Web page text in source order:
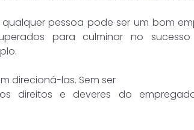
pessoa pode ser um bom
para culminar no
direcioná-las. Sem ser
direitos e deveres do